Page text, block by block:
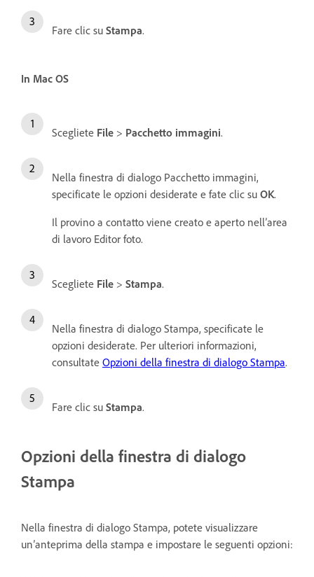
Fare clic su Stampa.
In Mac OS
Scegliete File > Pacchetto immagini.
Nella finestra di dialogo Pacchetto immagini,
specificate le opzioni desiderate e fate clic su OK.
Il provino a contatto viene creato e aperto nell’area
di lavoro Editor foto.
Scegliete File > Stampa.
Nella finestra di dialogo Stampa, specificate le
opzioni desiderate. Per ulteriori informazioni,
consultate Opzioni della finestra di dialogo Stampa.
Fare clic su Stampa.
Opzioni della finestra di dialogo
Stampa
Nella finestra di dialogo Stampa, potete visualizzare
un’anteprima della stampa e impostare le seguenti opzioni: